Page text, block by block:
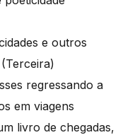
e outros
regressando a
em viagens
livro de chegadas,